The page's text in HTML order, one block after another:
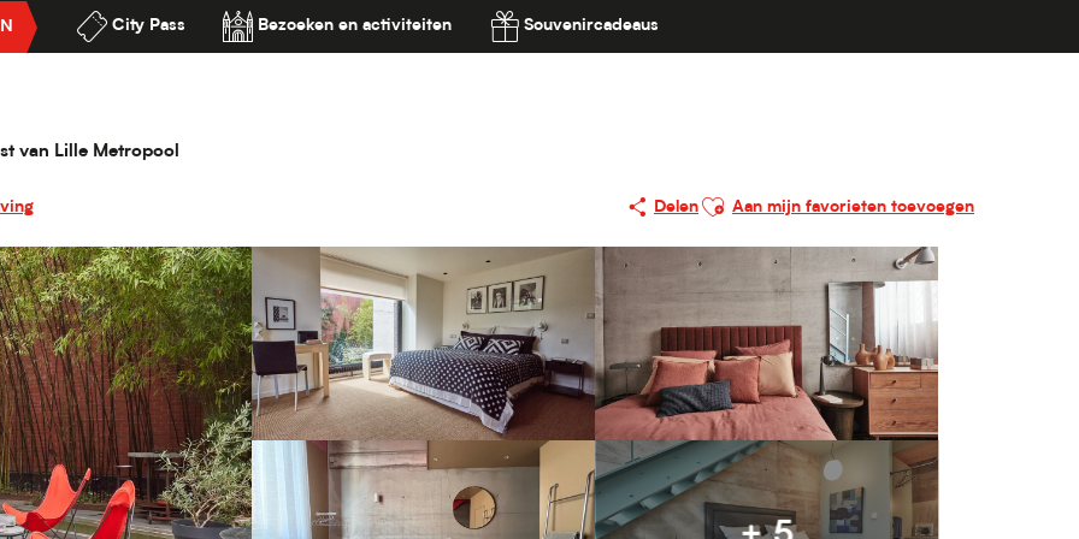
City Pass Bezoeken en activiteiten Souvenircadeaus
van Lille Metropool
RBX
Delen
Ajouter aux favoris
Aan mijn favorieten toevoegen